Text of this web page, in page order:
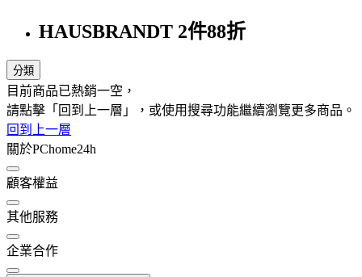
HAUSBRANDT 2件88折
分類
目前商品已熱銷一空，
請點擊「回到上一層」，或使用搜尋功能繼續瀏覽更多商品。
回到上一層
關於PChome24h
顧客權益
其他服務
企業合作